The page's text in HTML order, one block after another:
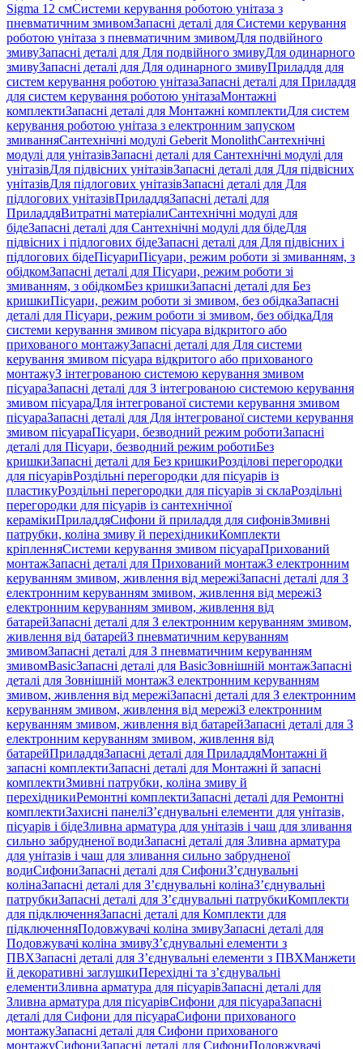
Sigma 12 смСистеми керування роботою унітаза з
пневматичним змивомЗапасні деталі для Системи керування
роботою унітаза з пневматичним змивомДля подвійного
змивуЗапасні деталі для Для подвійного змивуДля одинарного
змивуЗапасні деталі для Для одинарного змивуПриладдя для
систем керування роботою унітазаЗапасні деталі для Приладдя
для систем керування роботою унітазаМонтажні
комплектиЗапасні деталі для Монтажні комплектиДля систем
керування роботою унітаза з електронним запуском
змиванняСантехнічні модулі Geberit MonolithСантехнічні
модулі для унітазівЗапасні деталі для Сантехнічні модулі для
унітазівДля підвісних унітазівЗапасні деталі для Для підвісних
унітазівДля підлогових унітазівЗапасні деталі для Для
підлогових унітазівПриладдяЗапасні деталі для
ПриладдяВитратні матеріалиСантехнічні модулі для
бідеЗапасні деталі для Сантехнічні модулі для бідеДля
підвісних і підлогових бідеЗапасні деталі для Для підвісних і
підлогових бідеПісуариПісуари, режим роботи зі змиванням, з
обідкомЗапасні деталі для Пісуари, режим роботи зі
змиванням, з обідкомБез кришкиЗапасні деталі для Без
кришкиПісуари, режим роботи зі змивом, без обідкаЗапасні
деталі для Пісуари, режим роботи зі змивом, без обідкаДля
системи керування змивом пісуара відкритого або
прихованого монтажуЗапасні деталі для Для системи
керування змивом пісуара відкритого або прихованого
монтажуЗ інтегрованою системою керування змивом
пісуараЗапасні деталі для З інтегрованою системою керування
змивом пісуараДля інтегрованої системи керування змивом
пісуараЗапасні деталі для Для інтегрованої системи керування
змивом пісуараПісуари, безводний режим роботиЗапасні
деталі для Пісуари, безводний режим роботиБез
кришкиЗапасні деталі для Без кришкиРозділові перегородки
для пісуарівРоздільні перегородки для пісуарів із
пластикуРоздільні перегородки для пісуарів зі склаРоздільні
перегородки для пісуарів із сантехнічної
керамікиПриладдяСифони й приладдя для сифонівЗмивні
патрубки, коліна змиву й перехідникиКомплекти
кріпленняСистеми керування змивом пісуараПрихований
монтажЗапасні деталі для Прихований монтажЗ електронним
керуванням змивом, живлення від мережіЗапасні деталі для З
електронним керуванням змивом, живлення від мережіЗ
електронним керуванням змивом, живлення від
батарейЗапасні деталі для З електронним керуванням змивом,
живлення від батарейЗ пневматичним керуванням
змивомЗапасні деталі для З пневматичним керуванням
змивомBasicЗапасні деталі для BasicЗовнішній монтажЗапасні
деталі для Зовнішній монтажЗ електронним керуванням
змивом, живлення від мережіЗапасні деталі для З електронним
керуванням змивом, живлення від мережіЗ електронним
керуванням змивом, живлення від батарейЗапасні деталі для З
електронним керуванням змивом, живлення від
батарейПриладдяЗапасні деталі для ПриладдяМонтажні й
запасні комплектиЗапасні деталі для Монтажні й запасні
комплектиЗмивні патрубки, коліна змиву й
перехідникиРемонтні комплектиЗапасні деталі для Ремонтні
комплектиЗахисні панеліЗ’єднувальні елементи для унітазів,
пісуарів і бідеЗливна арматура для унітазів і чаш для зливання
сильно забрудненої водиЗапасні деталі для Зливна арматура
для унітазів і чаш для зливання сильно забрудненої
водиСифониЗапасні деталі для СифониЗ’єднувальні
колінаЗапасні деталі для З’єднувальні колінаЗ’єднувальні
патрубкиЗапасні деталі для З’єднувальні патрубкиКомплекти
для підключенняЗапасні деталі для Комплекти для
підключенняПодовжувачі коліна змивуЗапасні деталі для
Подовжувачі коліна змивуЗ’єднувальні елементи з
ПВХЗапасні деталі для З’єднувальні елементи з ПВХМанжети
й декоративні заглушкиПерехідні та з’єднувальні
елементиЗливна арматура для пісуарівЗапасні деталі для
Зливна арматура для пісуарівСифони для пісуараЗапасні
деталі для Сифони для пісуараСифони прихованого
монтажуЗапасні деталі для Сифони прихованого
монтажуСифониЗапасні деталі для СифониПодовжувачі